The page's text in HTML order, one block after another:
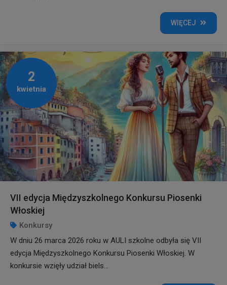
WIĘCEJ
2
kwietnia
VII edycja Międzyszkolnego Konkursu Piosenki
Włoskiej
Konkursy
W dniu 26 marca 2026 roku w AULI szkolne odbyła się VII
edycja Międzyszkolnego Konkursu Piosenki Włoskiej. W
konkursie wzięły udział biels...